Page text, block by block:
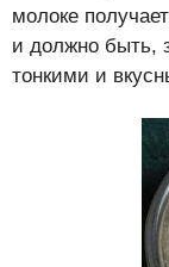
молоке
и должно быть,
тонкими и